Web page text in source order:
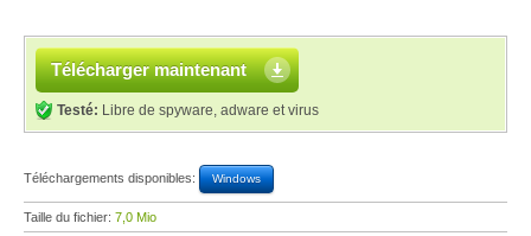
Télécharger maintenant
Testé: Libre de spyware, adware et virus
Téléchargements disponibles: Windows
Taille du fichier: 7,0 Mio